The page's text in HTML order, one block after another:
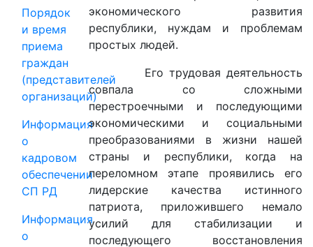
Порядок
и время
приема
граждан
(представителей
организаций)
Информация
о
кадровом
обеспечении
СП РД
Информация
о
экономического развития
республики, нуждам и проблемам
простых людей.
Его трудовая деятельность
совпала со сложными
перестроечными и последующими
экономическими и социальными
преобразованиями в жизни нашей
страны и республики, когда на
переломном этапе проявились его
лидерские качества истинного
патриота, приложившего немало
усилий для стабилизации и
последующего восстановления